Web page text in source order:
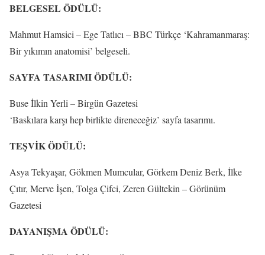
BELGESEL ÖDÜLÜ:
Mahmut Hamsici – Ege Tatlıcı – BBC Türkçe ‘Kahramanmaraş:
Bir yıkımın anatomisi’ belgeseli.
SAYFA TASARIMI ÖDÜLÜ:
Buse İlkin Yerli – Birgün Gazetesi
‘Baskılara karşı hep birlikte direneceğiz’ sayfa tasarımı.
TEŞVİK ÖDÜLÜ:
Asya Tekyaşar, Gökmen Mumcular, Görkem Deniz Berk, İlke
Çıtır, Merve İşen, Tolga Çifci, Zeren Gültekin – Görünüm
Gazetesi
DAYANIŞMA ÖDÜLÜ: